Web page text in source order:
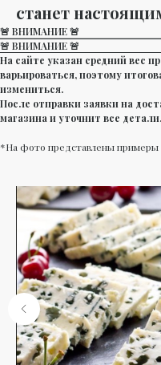
станет
🚨 ВНИМАНИЕ 🚨
🚨 ВНИМАНИЕ 🚨
На сайте указан средний вес
варьироваться, поэтому
измениться.
После отправки заявки на
магазина и уточнит все детали.
*На фото представлены примеры